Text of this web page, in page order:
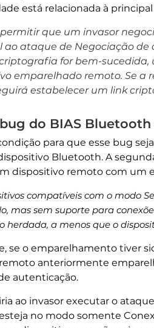
está relacionada à
permitir que um invasor
ao ataque de Negociação
for bem-
emparelhado remoto. Se
estabelecer um link
do BIAS Bluetooth
para que esse bug
Bluetooth. A
dispositivo remoto com um
compatíveis com o modo
mas sem suporte para
herdada, a menos que o
se o emparelhamento tiver
anteriormente
autenticação.
ao invasor executar o
no modo somente